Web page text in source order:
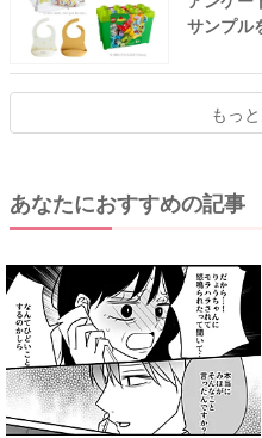
サンプル
もっ
あなたにおすすめの記事